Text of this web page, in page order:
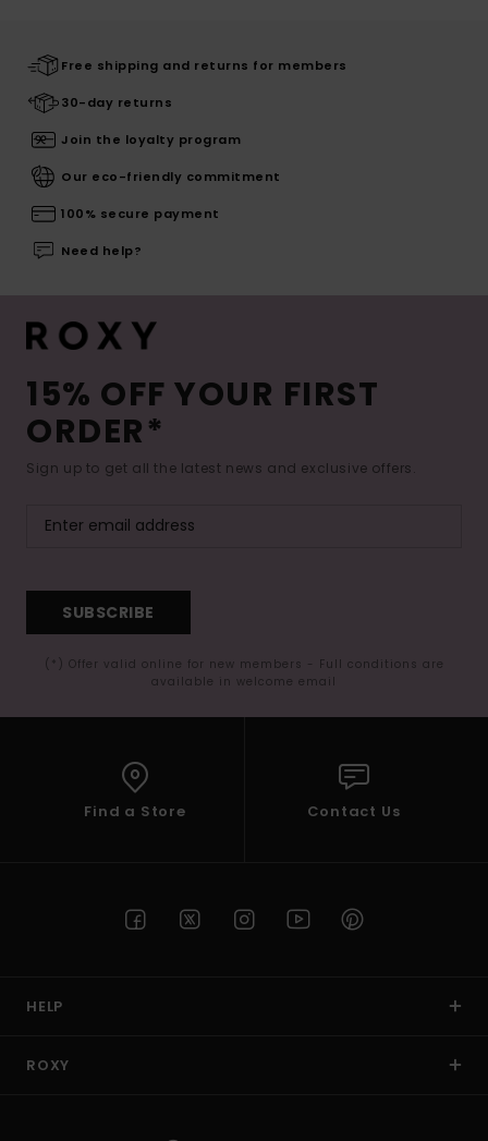
Free shipping and returns for members
30-day returns
Join the loyalty program
Our eco-friendly commitment
100% secure payment
Need help?
15% OFF YOUR FIRST
ORDER*
Sign up to get all the latest news and exclusive offers.
SUBSCRIBE
(*) Offer valid online for new members - Full conditions are
available in welcome email
Find a Store Contact Us
HELP
ROXY